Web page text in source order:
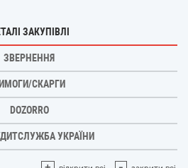
ЗАКУПІВЛІ
ЗВЕРНЕННЯ
СКАРГИ
DOZORRO
УКРАЇНИ